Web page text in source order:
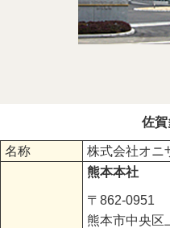
佐
名称 株式会社オニ
熊本本社
〒862-0951
熊本市中央